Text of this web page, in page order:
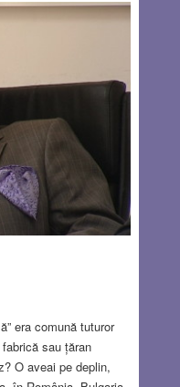
şi soră: Rifca şi Iţu
Sara Székely,
Frida, mătuşa mamei
1 COMMENT
era comună tuturor
sau țăran
O aveai pe deplin,